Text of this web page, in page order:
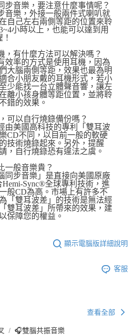
步音樂，要注意什麼事情呢？
音樂，外接一般兩件式喇叭就
自己左右兩側等距的位置來聆
小時以上，也能可以達到用
，有什麼方法可以解決嗎？
效率的方式是使用耳機，因為
大腦兩側等距，效果也最為明
合小朋友戴的耳機形式，若小
少能找一台立體聲音響，讓左
離小孩身體等距位置，並將聆
錯的效果。
可以自行燒錄備份嗎？
由美國高科技的專利「雙耳波
CD不同，以目前一般的軟硬
技術燒錄起來。另外，提醒
，自行燒錄恐有違法之虞。
一般音樂貴？
同步音樂」是直接向美國原廠
Sync®全球專利技術，進
般CD為高。市場上有許多不
「雙耳波差」的技術是無法經
雙耳波差」所帶來的效果，建
保障您的權益。
顯示電腦版詳細說明
客服
查看全部
🎧雙腦共振音樂